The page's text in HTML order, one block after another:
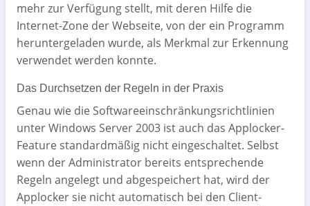
mehr zur Verfügung stellt, mit deren Hilfe die
Internet-Zone der Webseite, von der ein Programm
heruntergeladen wurde, als Merkmal zur Erkennung
verwendet werden konnte.
Das Durchsetzen der Regeln in der Praxis
Genau wie die Softwareeinschränkungsrichtlinien
unter Windows Server 2003 ist auch das Applocker-
Feature standardmäßig nicht eingeschaltet. Selbst
wenn der Administrator bereits entsprechende
Regeln angelegt und abgespeichert hat, wird der
Applocker sie nicht automatisch bei den Client-